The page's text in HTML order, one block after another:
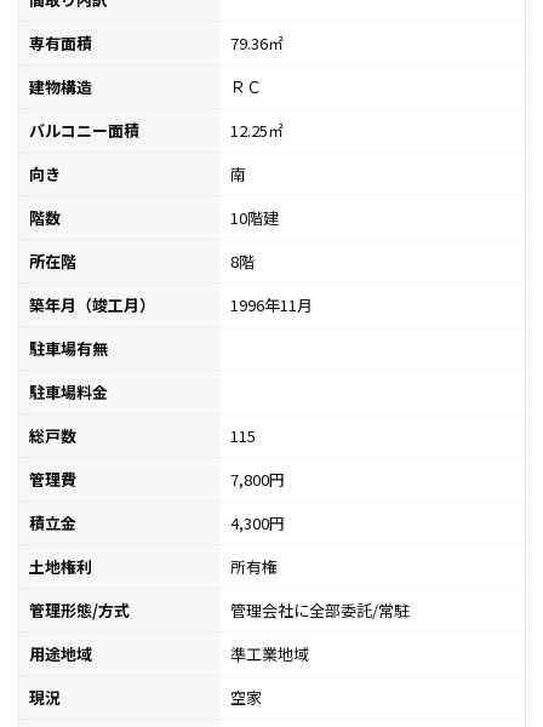
専有面積
79.36㎡
建物構造
ＲＣ
バルコニー面積
12.25㎡
向き
南
階数
10階建
所在階
8階
築年月（竣工月）
1996年11月
駐車場有無
駐車場料金
総戸数
115
管理費
7,800円
積立金
4,300円
土地権利
所有権
管理形態/方式
管理会社に全部委託/常駐
用途地域
準工業地域
現況
空家